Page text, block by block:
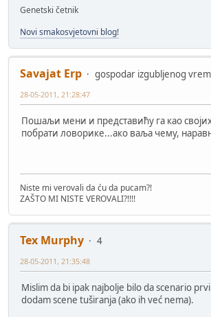
Genetski četnik
Novi smakosvjetovni blog!
Savajat Erp gospodar izgubljenog
28-05-2011, 21:28:47
Пошаљи мени и представићу га као
побрати ловорике...ако ваља чему,
Niste mi verovali da ću da pucam?!
ZAŠTO MI NISTE VEROVALI?!!!!
Tex Murphy
4
28-05-2011, 21:35:48
Mislim da bi ipak najbolje bilo da scenario
dodam scene tuširanja (ako ih već nema).